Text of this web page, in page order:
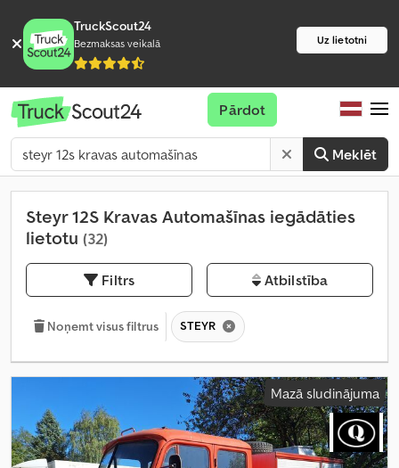
TruckScout24
Bezmaksas veikalā Uz lietotni
Meklēt
Pārdot
Steyr 12S Kravas Automašīnas iegādāties
lietotu (32)
Filtrs Atbilstība
Noņemt visus filtrus STEYR
Mazā sludinājuma